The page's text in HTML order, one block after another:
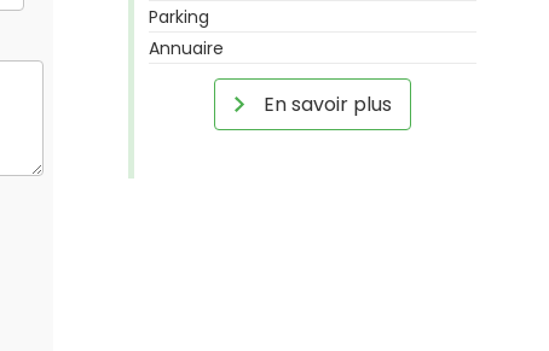
Parking
Annuaire
En savoir plus